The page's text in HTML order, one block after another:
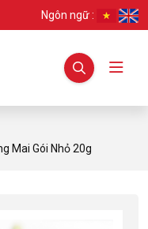
Ngôn ngữ :
Mai Gói Nhỏ 20g